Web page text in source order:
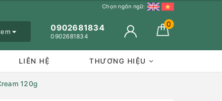
Chọn ngôn ngữ:
0902681834
0902681834
0
LIÊN HỆ THƯƠNG HIỆU
120g